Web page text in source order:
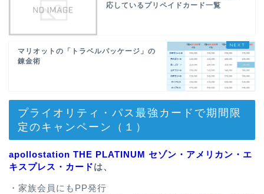
応しているプリペイドカード一覧
マリオットの「トラベルパッケージ」の
錬金術
プライオリティ・パス最強カードで期間限
定のキャンペーン（１）
apollostation THE PLATINUM セゾン・アメリカン・エ
キスプレス・カードは、
・家族会員にもPP発行